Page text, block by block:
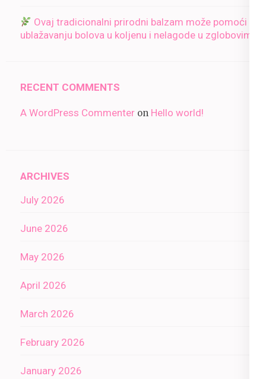
Ovaj tradicionalni prirodni balzam može pomoći u
ublažavanju bolova u koljenu i nelagode u zglobovima
RECENT COMMENTS
A WordPress Commenter on Hello world!
ARCHIVES
July 2026
June 2026
May 2026
April 2026
March 2026
February 2026
January 2026